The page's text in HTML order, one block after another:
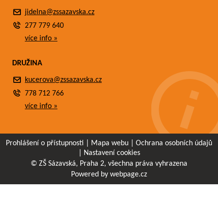
jidelna@zssazavska.cz
277 779 640
více info »
DRUŽINA
kucerova@zssazavska.cz
778 712 766
více info »
Prohlášení o přístupnosti Mapa webu
Ochrana osobních údajů
Nastavení cookies
© ZŠ Sázavská, Praha 2, všechna práva vyhrazena
Powered by webpage.cz